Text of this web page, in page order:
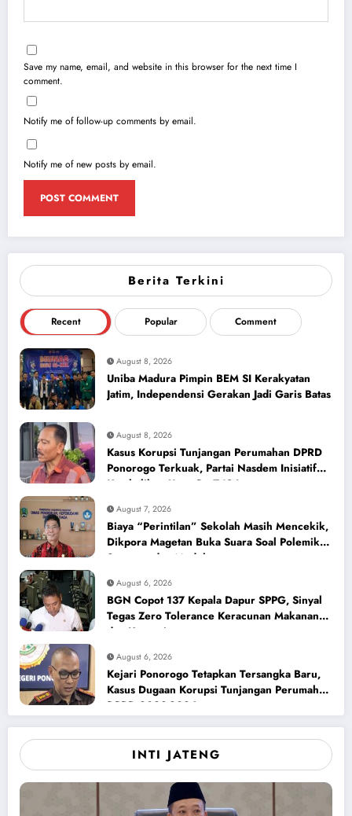
Berita Terkini
Recent Popular Comment
August 8, 2026
Uniba Madura Pimpin BEM SI Kerakyatan
Jatim, Independensi Gerakan Jadi Garis Batas
August 8, 2026
Kasus Korupsi Tunjangan Perumahan DPRD
Ponorogo Terkuak, Partai Nasdem Inisiatif
Kembalikan Uang Rp 748 Juta
August 7, 2026
Biaya “Perintilan” Sekolah Masih Mencekik,
Dikpora Magetan Buka Suara Soal Polemik
Seragam dan Modul
August 6, 2026
BGN Copot 137 Kepala Dapur SPPG, Sinyal
Tegas Zero Tolerance Keracunan Makanan
dan Korupsi
August 6, 2026
Kejari Ponorogo Tetapkan Tersangka Baru,
Kasus Dugaan Korupsi Tunjangan Perumahan
DPRD 2023-2026
INTI JATENG
Save my name, email, and website in this browser for the next time I
comment.
Notify me of follow-up comments by email.
Notify me of new posts by email.